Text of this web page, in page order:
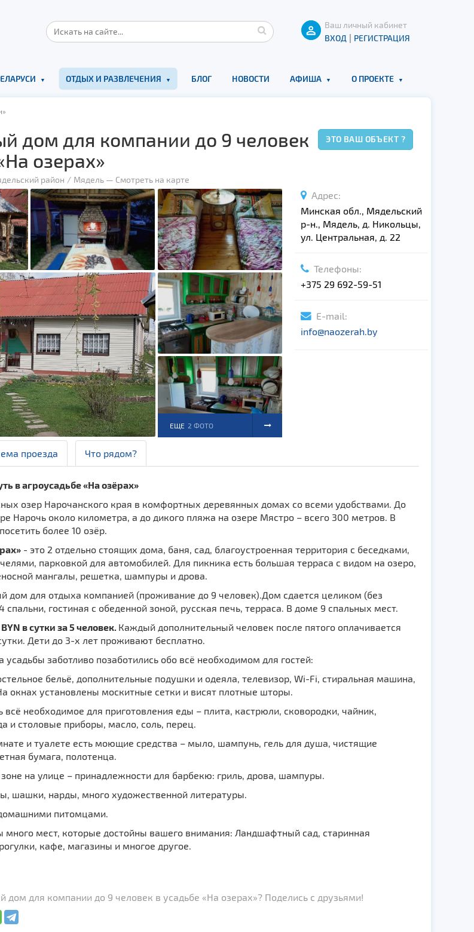
Ваш личный кабинет
ВХОД | РЕГИСТРАЦИЯ
ОТДЫХ И РАЗВЛЕЧЕНИЯ БЛОГ НОВОСТИ АФИША О ПРОЕКТЕ
ЭТО ВАШ ОБЪЕКТ ?
дом для компании до 9 человек
озерах»
район Мядель— Смотреть на карте
ЕЩЕ 2 ФОТО
Адрес:
Минская обл., Мядельский
р-н., Мядель, д. Никольцы,
ул. Центральная, д. 22
Телефоны:
+375 29 692-59-51
E-mail:
info@naozerah.by
проезда Что рядом?
в агроусадьбе «На озёрах»
озер Нарочанского края в комфортных деревянных домах со всеми удобствами. До
Нарочь около километра, а до дикого пляжа на озере Мястро – всего 300 метров. В
более 10 озёр.
- это 2 отдельно стоящих дома, баня, сад, благоустроенная территория с беседками,
парковкой для автомобилей. Для пикника есть большая терраса с видом на озеро,
мангалы, решетка, шампуры и дрова.
дом для отдыха компанией (проживание до 9 человек).Дом сдается целиком (без
спальни, гостиная с обеденной зоной, русская печь, терраса. В доме 9 спальных мест.
в сутки за 5 человек. Каждый дополнительный человек после пятого оплачивается
Дети до 3-х лет проживают бесплатно.
усадьбы заботливо позаботились обо всё необходимом для гостей:
бельё, дополнительные подушки и одеяла, телевизор, Wi-Fi, стиральная машина,
окнах установлены москитные сетки и висят плотные шторы.
необходимое для приготовления еды – плита, кастрюли, сковородки, чайник,
и столовые приборы, масло, соль, перец.
и туалете есть моющие средства – мыло, шампунь, гель для душа, чистящие
бумага, полотенца.
на улице – принадлежности для барбекю: гриль, дрова, шампуры.
нарды, много художественной литературы.
питомцами.
много мест, которые достойны вашего внимания: Ландшафтный сад, старинная
кафе, магазины и многое другое.
дом для компании до 9 человек в усадьбе «На озерах»? Поделись с друзьями!